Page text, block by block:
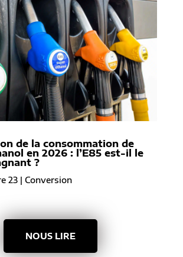
de la consommation de
en 2026 : l’E85 est-il le
?
23| Conversion
NOUS LIRE